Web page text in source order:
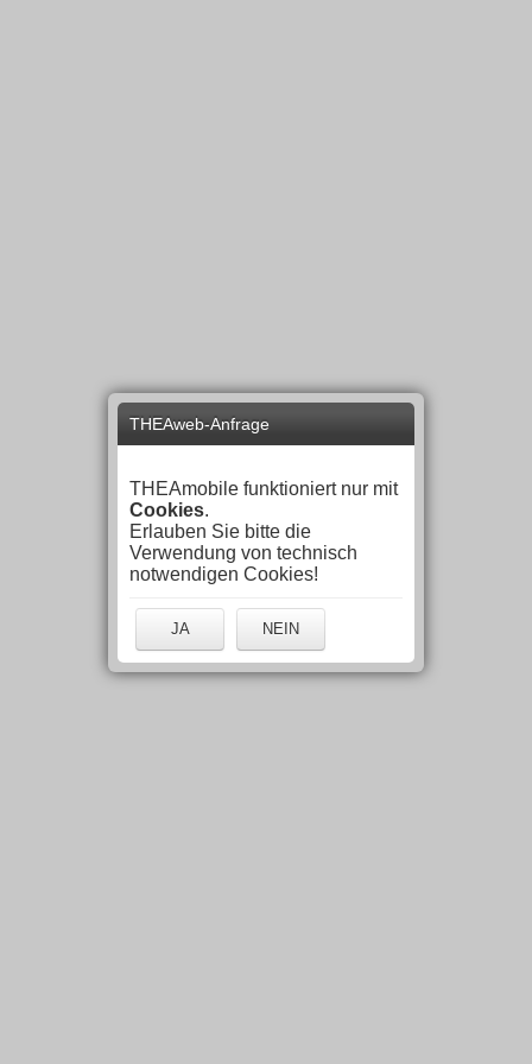
THEAweb-Anfrage
THEAmobile funktioniert nur mit
Cookies.
Erlauben Sie bitte die
Verwendung von technisch
notwendigen Cookies!
JA NEIN